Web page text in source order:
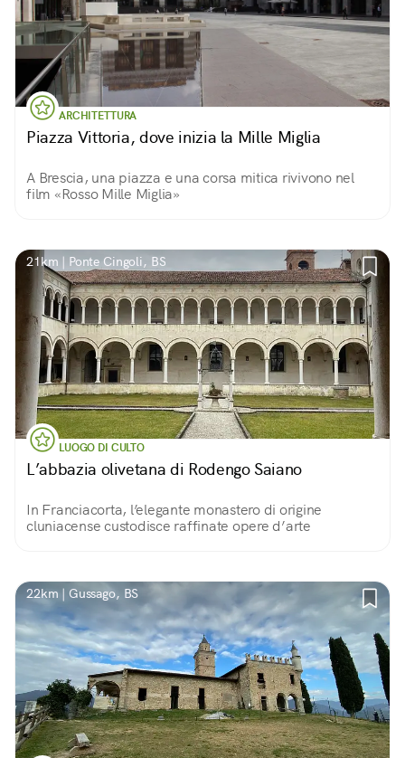
ARCHITETTURA
Piazza Vittoria, dove inizia la Mille Miglia
A Brescia, una piazza e una corsa mitica rivivono nel
film «Rosso Mille Miglia»
21km | Ponte Cingoli, BS
LUOGO DI CULTO
L’abbazia olivetana di Rodengo Saiano
In Franciacorta, l’elegante monastero di origine
cluniacense custodisce raffinate opere d’arte
22km | Gussago, BS